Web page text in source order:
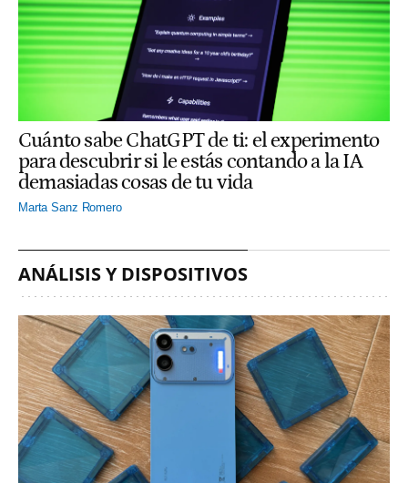
Cuánto sabe ChatGPT de ti: el experimento
para descubrir si le estás contando a la IA
demasiadas cosas de tu vida
Marta Sanz Romero
ANÁLISIS Y DISPOSITIVOS